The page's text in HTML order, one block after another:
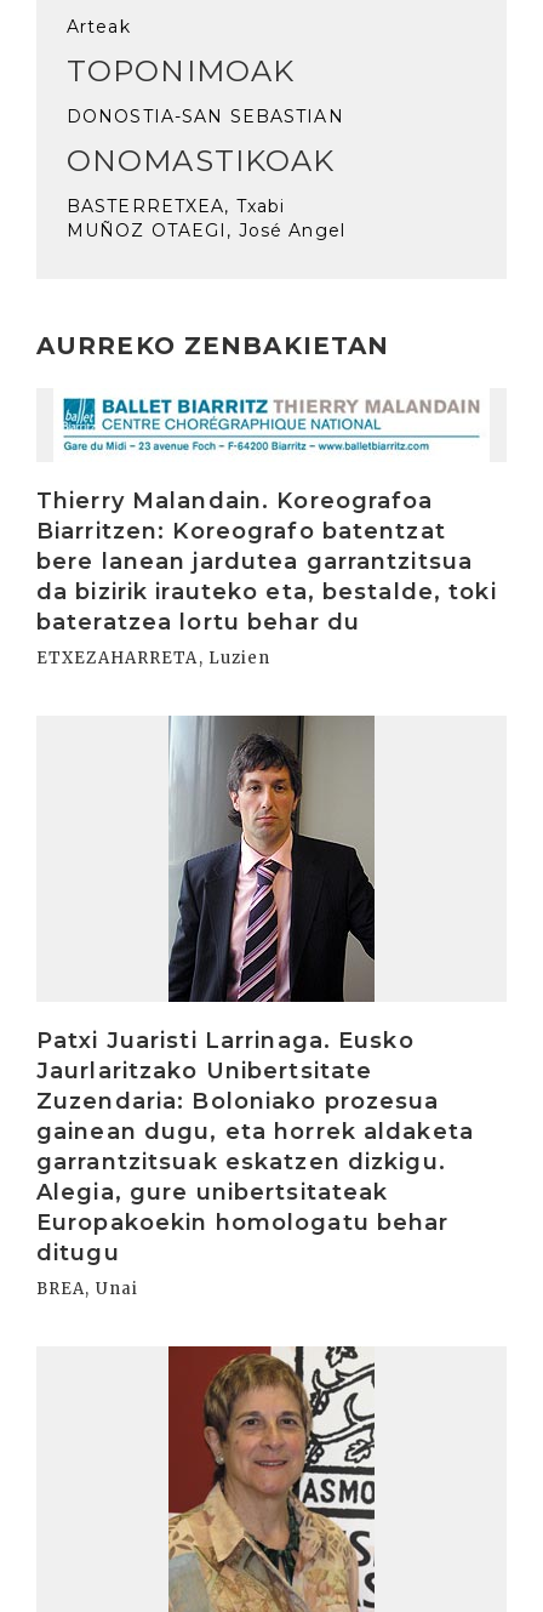
Arteak
TOPONIMOAK
DONOSTIA-SAN SEBASTIAN
ONOMASTIKOAK
BASTERRETXEA, Txabi
MUÑOZ OTAEGI, José Angel
AURREKO ZENBAKIETAN
Thierry Malandain. Koreografoa
Biarritzen: Koreografo batentzat
bere lanean jardutea garrantzitsua
da bizirik irauteko eta, bestalde, toki
bateratzea lortu behar du
ETXEZAHARRETA, Luzien
Irakurri
Patxi Juaristi Larrinaga. Eusko
Jaurlaritzako Unibertsitate
Zuzendaria: Boloniako prozesua
gainean dugu, eta horrek aldaketa
garrantzitsuak eskatzen dizkigu.
Alegia, gure unibertsitateak
Europakoekin homologatu behar
ditugu
BREA, Unai